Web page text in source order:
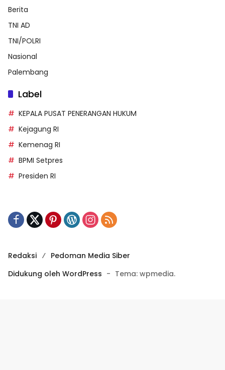
Berita
TNI AD
TNI/POLRI
Nasional
Palembang
Label
KEPALA PUSAT PENERANGAN HUKUM
Kejagung RI
Kemenag RI
BPMI Setpres
Presiden RI
Redaksi
Pedoman Media Siber
Didukung oleh WordPress - Tema: wpmedia.